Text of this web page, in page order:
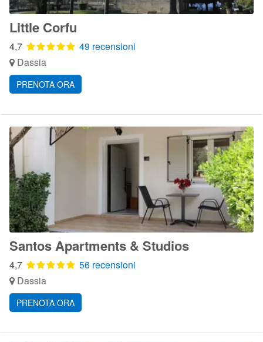
Little Corfu
4,7
49 recensioni
Dassia
PRENOTA ORA
Santos Apartments & Studios
4,7
56 recensioni
Dassia
PRENOTA ORA